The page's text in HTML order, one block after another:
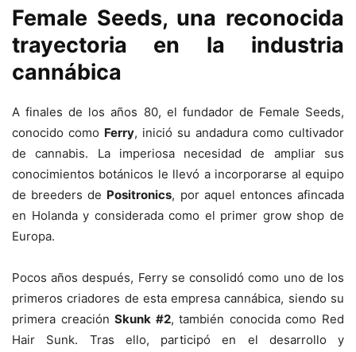
Female Seeds, una reconocida
trayectoria en la industria
cannábica
A finales de los años 80, el fundador de Female Seeds,
conocido como Ferry, inició su andadura como cultivador
de cannabis. La imperiosa necesidad de ampliar sus
conocimientos botánicos le llevó a incorporarse al equipo
de breeders de Positronics, por aquel entonces afincada
en Holanda y considerada como el primer grow shop de
Europa.
Pocos años después, Ferry se consolidó como uno de los
primeros criadores de esta empresa cannábica, siendo su
primera creaciónSkunk #2, también conocida como Red
Hair Sunk. Tras ello, participó en el desarrollo y